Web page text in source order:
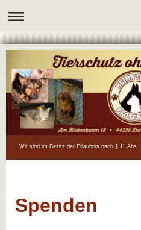
Wir sind im Besitz der Erlaubnis nach § 11 Abs.
Spenden